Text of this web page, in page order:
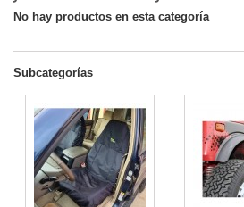
No hay productos en esta categoría
Subcategorías